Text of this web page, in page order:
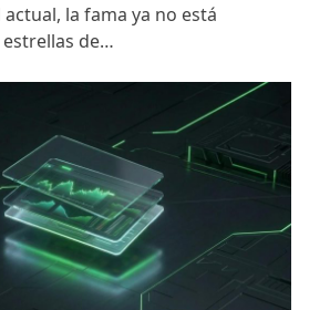
la fama ya no está
estrellas de…